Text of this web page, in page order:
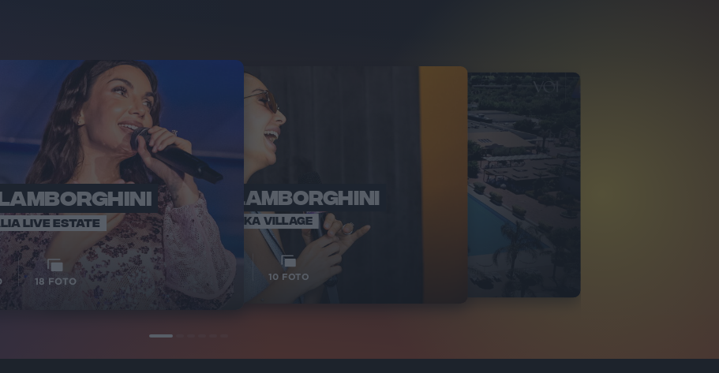
LIVE ESTATE
18 FOTO
ELETTRA LAMBORGHINI
VOI TANKA VILLAGE
10 FOTO
RADIO ITALIA
VOI TANKA VILLAGE